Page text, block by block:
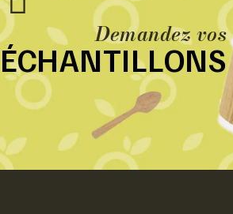
Demandez vos
ÉCHANTILLONS